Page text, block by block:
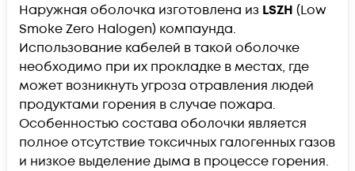
Наружная оболочка изготовлена из LSZH (Low
Smoke Zero Halogen) компаунда.
Использование кабелей в такой оболочке
необходимо при их прокладке в местах, где
может возникнуть угроза отравления людей
продуктами горения в случае пожара.
Особенностью состава оболочки является
полное отсутствие токсичных галогенных газов
и низкое выделение дыма в процессе горения.